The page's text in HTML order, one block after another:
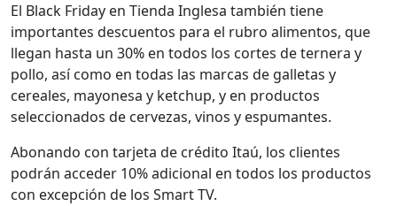
El Black Friday en Tienda Inglesa también tiene
importantes descuentos para el rubro alimentos, que
llegan hasta un 30% en todos los cortes de ternera y
pollo, así como en todas las marcas de galletas y
cereales, mayonesa y ketchup, y en productos
seleccionados de cervezas, vinos y espumantes.
Abonando con tarjeta de crédito Itaú, los clientes
podrán acceder 10% adicional en todos los productos
con excepción de los Smart TV.